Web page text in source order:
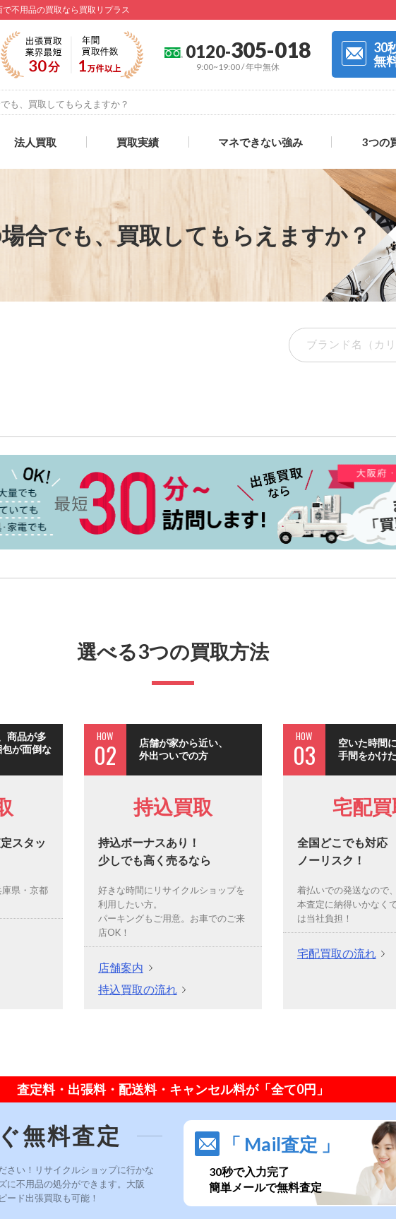
不用品の買取なら買取リプラス
0120-305-018
9:00~19:00 / 年中無休
30
無
も、買取してもらえますか？
法人買取 買取実績 マネできない強み 3つの
合でも、買取してもらえますか？
選べる3つの買取方法
商品が多
が面倒な
スタッ
県・京都
HOW
02
店舗が家から近い、
外出ついでの方
持込買取
持込ボーナスあり！
少しでも高く売るなら
好きな時間にリサイクルショップを
利用したい方。
パーキングもご用意。お車でのご来
店OK！
店舗案内
持込買取の流れ
HOW
03
空いた時間に
手間をかけ
宅配買
全国どこでも対応
ノーリスク！
着払いでの発送なので
本査定に納得いかなく
は当社負担！
宅配買取の流れ
査定料・出張料・配送料・キャンセル料が「全て0円」
無料査定
さい！リサイクルショップに行かな
に不用品の処分ができます。大阪
ード出張買取も可能！
「 Mail査定 」
30秒で入力完了
簡単メールで無料査定